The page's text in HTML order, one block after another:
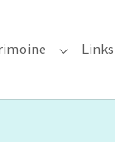
for Links